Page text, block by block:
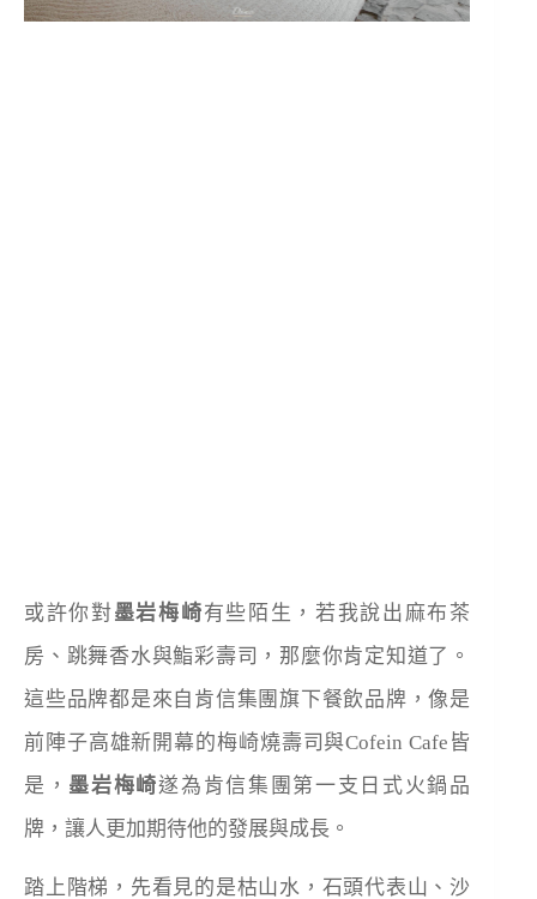
或許你對墨岩梅崎有些陌生，若我說出麻布茶
房、跳舞香水與鮨彩壽司，那麼你肯定知道了。
這些品牌都是來自肯信集團旗下餐飲品牌，像是
前陣子高雄新開幕的梅崎燒壽司與Cofein Cafe 皆
是， 墨岩梅崎遂為肯信集團第一支日式火鍋品
牌，讓人更加期待他的發展與成長。
踏上階梯，先看見的是枯山水，石頭代表山、沙